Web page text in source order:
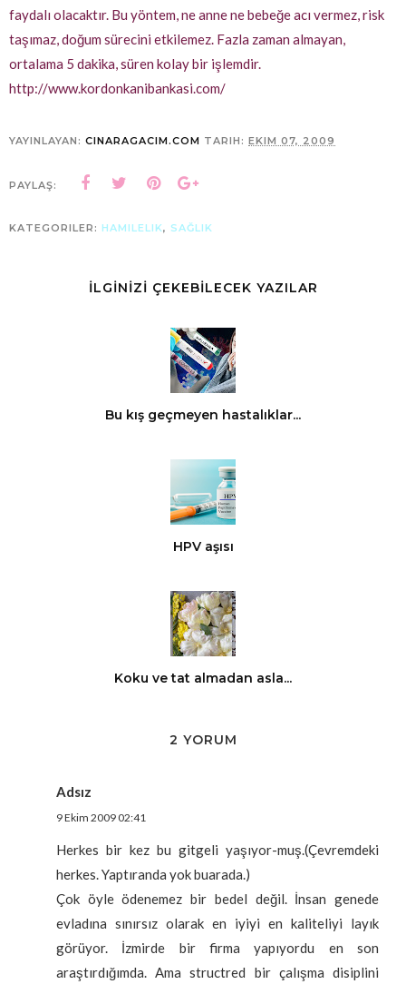
faydalı olacaktır. Bu yöntem, ne anne ne bebeğe acı vermez, risk
taşımaz, doğum sürecini etkilemez. Fazla zaman almayan,
ortalama 5 dakika, süren kolay bir işlemdir.
http://www.kordonkanibankasi.com/
YAYINLAYAN: CINARAGACIM.COM TARIH: EKIM 07, 2009
PAYLAŞ:
KATEGORILER: HAMILELIK, SAĞLIK
İLGİNİZİ ÇEKEBİLECEK YAZILAR
Bu kış geçmeyen hastalıklar...
HPV aşısı
Koku ve tat almadan asla...
2 YORUM
Adsız
9 Ekim 2009 02:41
Herkes bir kez bu gitgeli yaşıyor-muş.(Çevremdeki
herkes. Yaptıranda yok buarada.)
Çok öyle ödenemez bir bedel değil. İnsan genede
evladına sınırsız olarak en iyiyi en kaliteliyi layık
görüyor. İzmirde bir firma yapıyordu en son
araştırdığımda. Ama structred bir çalışma disiplini